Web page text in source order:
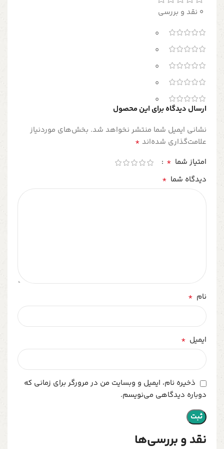
0 نقد و بررسی
0
0
0
0
0
نقد و بررسی‌ها
ارسال دیدگاه برای این محصول
نشانی ایمیل شما منتشر نخواهد شد. بخش‌های موردنیاز
علامت‌گذاری شده‌اند *
امتیاز شما *
دیدگاه شما *
نام *
ایمیل *
ذخیره نام، ایمیل و وبسایت من در مرورگر برای زمانی که
دوباره دیدگاهی می‌نویسم.